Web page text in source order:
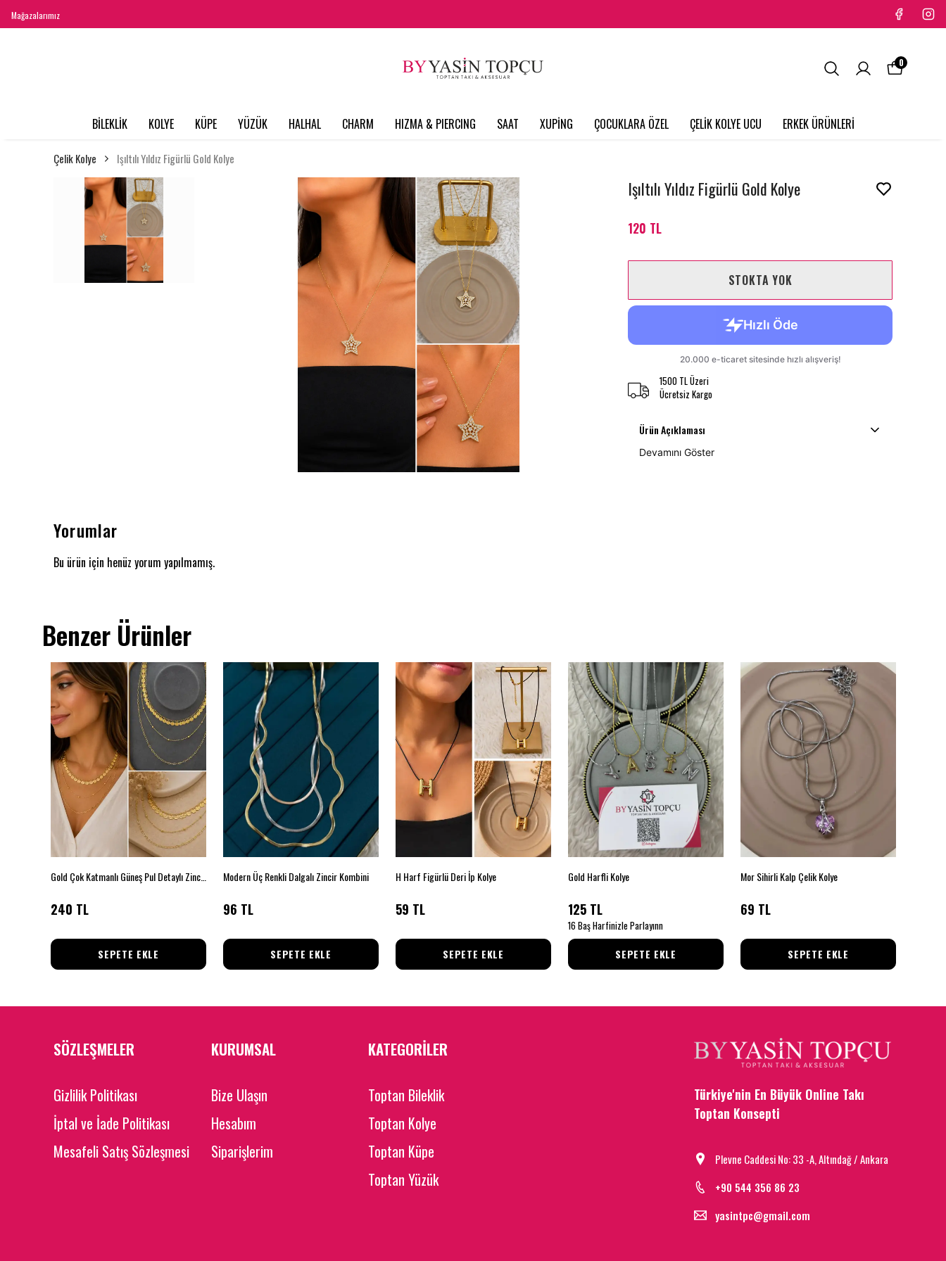
Mağazalarımız
BİLEKLİK KOLYE KÜPE YÜZÜK HALHAL CHARM HIZMA & PIERCING SAAT XUPİNG ÇOCUKLARA ÖZEL ÇELİK KOLYE UCU ERKEK ÜRÜNLERİ
0
Çelik Kolye Işıltılı Yıldız Figürlü Gold Kolye
Işıltılı Yıldız Figürlü Gold Kolye
120 TL
STOKTA YOK
1500 TL Üzeri
Ücretsiz Kargo
Ürün Açıklaması
Devamını Göster
Yorumlar
Bu ürün için henüz yorum yapılmamış.
Benzer Ürünler
240 TL
SEPETE EKLE
Modern Üç Renkli Dalgalı Zincir Kombini
96 TL
SEPETE EKLE
H Harf Figürlü Deri İp Kolye
59 TL
SEPETE EKLE
Gold Harfli Kolye
125 TL
16 Baş Harfinizle Parlayınn
SEPETE EKLE
Mor Sihirli Kalp Çelik Kolye
69 TL
SEPETE EKLE
SÖZLEŞMELER
Gizlilik Politikası
İptal ve İade Politikası
Mesafeli Satış Sözleşmesi
KURUMSAL
Bize Ulaşın
Hesabım
Siparişlerim
KATEGORİLER
Toptan Bileklik
Toptan Kolye
Toptan Küpe
Toptan Yüzük
Türkiye'nin En Büyük Online Takı
Toptan Konsepti
Plevne Caddesi No: 33 -A, Altındağ / Ankara
+90 544 356 86 23
yasintpc@gmail.com